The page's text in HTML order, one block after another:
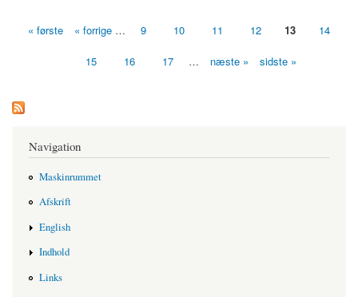
« første « forrige … 9 10 11 12 13 14
15 16 17 … næste » sidste »
Navigation
Maskinrummet
Afskrift
English
Indhold
Links